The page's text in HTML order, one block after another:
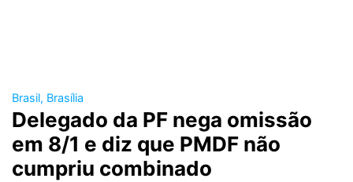
Brasil, Brasília
Delegado da PF nega omissão
em 8/1 e diz que PMDF não
cumpriu combinado